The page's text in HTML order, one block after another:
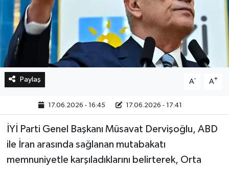
Paylaş A- A+
17.06.2026 - 16:45 17.06.2026 - 17:41
İYİ Parti Genel Başkanı Müsavat Dervişoğlu, ABD
ile İran arasında sağlanan mutabakatı
memnuniyetle karşıladıklarını belirterek, Orta